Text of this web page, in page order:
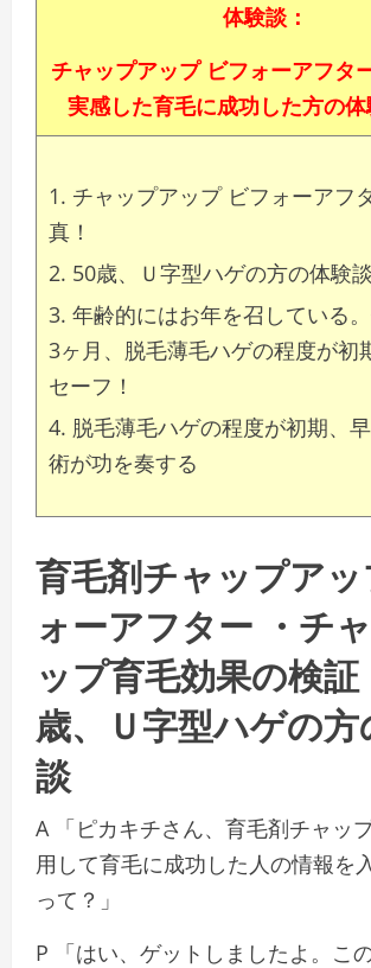
体験談：
チャップアップ ビフォーアフタ
実感した育毛に成功した方の
チャップアップ ビフォーアフ
真！
50歳、Ｕ字型ハゲの方の体験談
年齢的にはお年を召している
3ヶ月、脱毛薄毛ハゲの程度が初
セーフ！
脱毛薄毛ハゲの程度が初期、
術が功を奏する
育毛剤チャップア
ォーアフター ・チ
ップ育毛効果の検証
歳、Ｕ字型ハゲの
談
A 「ピカキチさん、育毛剤チャッ
用して育毛に成功した人の情報を
って？」
P 「はい、ゲットしましたよ。こ